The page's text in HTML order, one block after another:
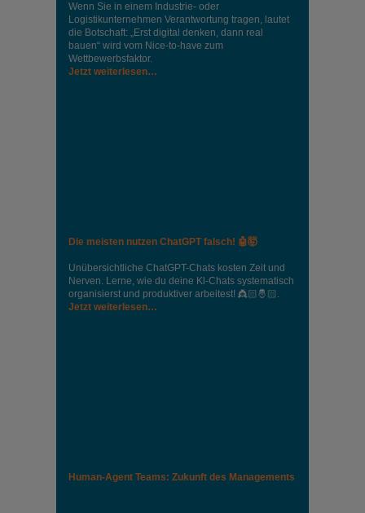
Wenn Sie in einem Industrie‑ oder
Logistikunternehmen Verantwortung tragen, lautet
die Botschaft: „Erst digital denken, dann real
bauen“ wird vom Nice‑to‑have zum
Wettbewerbsfaktor.
Jetzt weiterlesen…
Die meisten nutzen ChatGPT falsch! 🤖🤯
Unübersichtliche ChatGPT-Chats kosten Zeit und
Nerven. Lerne, wie du deine Kl-Chats systematisch
organisierst und produktiver arbeitest! 👸🏻🤴🏻.
Jetzt weiterlesen…
Human-Agent Teams: Zukunft des Managements